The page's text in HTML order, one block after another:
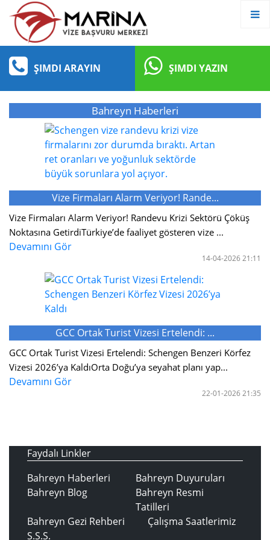
ŞIMDI ARAYIN ŞIMDI YAZIN
Bahreyn Haberleri
Vize Firmaları Alarm Veriyor! Rande...
Vize Firmaları Alarm Veriyor! Randevu Krizi Sektörü Çöküş
Noktasına GetirdiTürkiye’de faaliyet gösteren vize ...
Devamını Gör
14-04-2026 21:11
GCC Ortak Turist Vizesi Ertelendi: ...
GCC Ortak Turist Vizesi Ertelendi: Schengen Benzeri Körfez
Vizesi 2026’ya KaldıOrta Doğu’ya seyahat planı yap...
Devamını Gör
22-01-2026 21:35
Faydalı Linkler
Bahreyn Haberleri
Bahreyn Duyuruları
Bahreyn Blog
Bahreyn Resmi
Tatilleri
Bahreyn Gezi Rehberi
Çalışma Saatlerimiz
S.S.S.